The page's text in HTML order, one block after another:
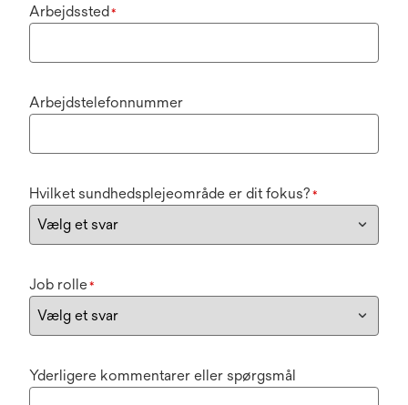
Arbejdssted*
Arbejdstelefonnummer
Hvilket sundhedsplejeområde er dit fokus? *
Job rolle*
Yderligere kommentarer eller spørgsmål